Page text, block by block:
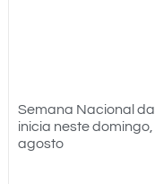
Semana Nacional
inicia neste domingo,
agosto